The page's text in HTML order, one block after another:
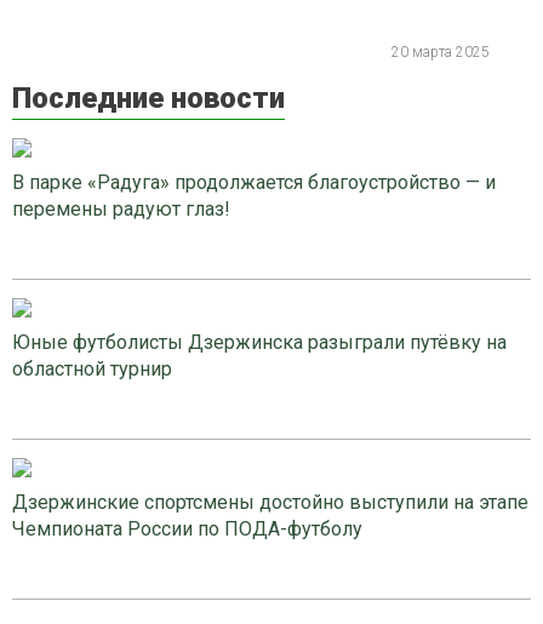
20 марта 2025
Последние новости
В парке «Радуга» продолжается благоустройство — и
перемены радуют глаз!
Юные футболисты Дзержинска разыграли путёвку на
областной турнир
Дзержинские спортсмены достойно выступили на этапе
Чемпионата России по ПОДА-футболу